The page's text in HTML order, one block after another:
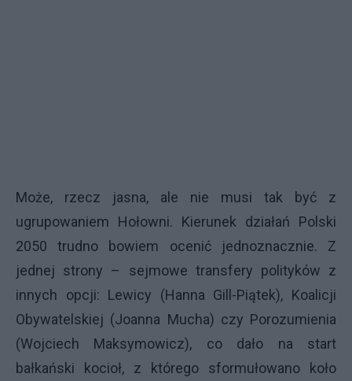
Może, rzecz jasna, ale nie musi tak być z
ugrupowaniem Hołowni. Kierunek działań Polski
2050 trudno bowiem ocenić jednoznacznie. Z
jednej strony – sejmowe transfery polityków z
innych opcji: Lewicy (Hanna Gill-Piątek), Koalicji
Obywatelskiej (Joanna Mucha) czy Porozumienia
(Wojciech Maksymowicz), co dało na start
bałkański kocioł, z którego sformułowano koło